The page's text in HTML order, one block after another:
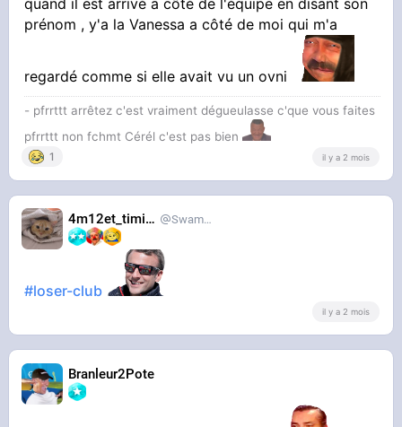
prénom , y'a la Vanessa a côté de moi qui m'a
regardé comme si elle avait vu un ovni
- pfrrttt arrêtez c'est vraiment dégueulasse c'que vous faites
pfrrttt non fchmt Cérél c'est pas bien
1 il y a 2 mois
4m12et_timide SwampDrainer
#loser-club
il y a 2 mois
Branleur2Pote